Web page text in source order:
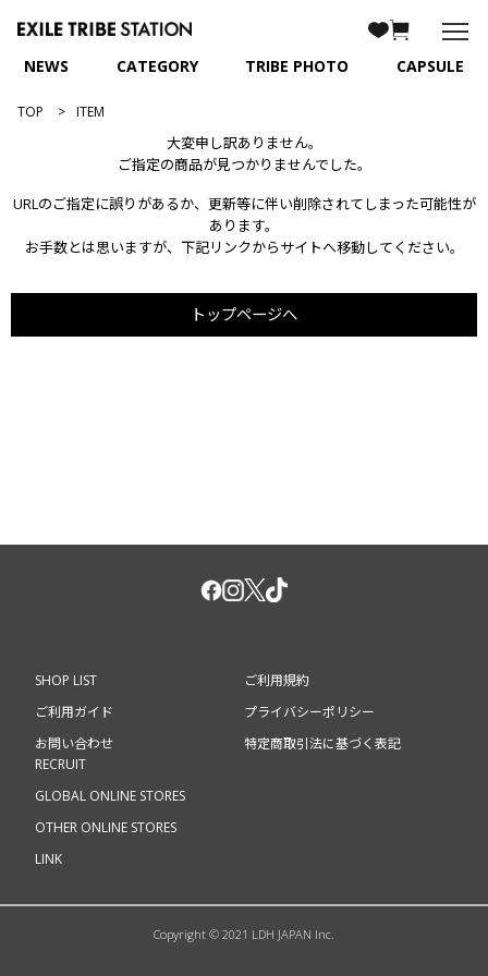
NEWS CATEGORY TRIBE PHOTO CAPSULE
TOP ITEM
大変申し訳ありません。
ご指定の商品が見つかりませんでした。
URLのご指定に誤りがあるか、更新等に伴い削除されてしまった可能性が
あります。
お手数とは思いますが、下記リンクからサイトへ移動してください。
トップページへ
SHOP LIST
ご利用ガイド
お問い合わせ
ご利用規約
プライバシーポリシー
特定商取引法に基づく表記
RECRUIT
GLOBAL ONLINE STORES
OTHER ONLINE STORES
LINK
Copyright © 2021 LDH JAPAN Inc.